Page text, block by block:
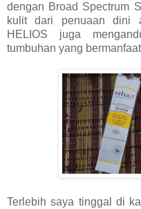
dengan Broad Spectrum
kulit dari penuaan dini
HELIOS juga
tumbuhan yang
Terlebih saya tinggal di